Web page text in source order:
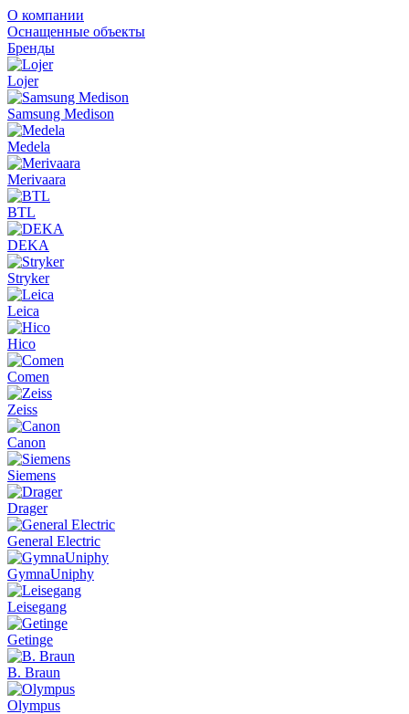
О компании
Оснащенные объекты
Бренды
Lojer
Samsung Medison
Medela
Merivaara
BTL
DEKA
Stryker
Leica
Hico
Comen
Zeiss
Canon
Siemens
Drager
General Electric
GymnaUniphy
Leisegang
Getinge
B. Braun
Olympus